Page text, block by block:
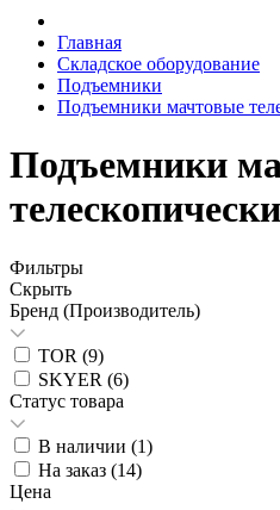
Главная
Складское оборудование
Подъемники
Подъемники мачтовые
Подъемники
Фильтры
Скрыть
Бренд (Производитель)
TOR (9)
SKYER (6)
Статус товара
В наличии (1)
На заказ (14)
Цена